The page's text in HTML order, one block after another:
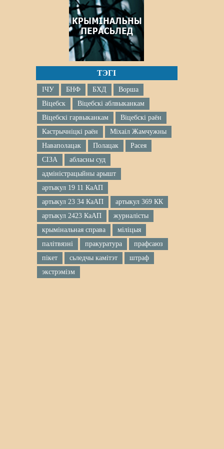
ТЭГІ
ІЧУ БНФ БХД
Ворша
Віцебск
Віцебскі аблвыканкам
Віцебскі гарвыканкам
Віцебскі раён
Кастрычніцкі раён
Міхаіл Жамчужны
Наваполацак
Полацак
Расея
СІЗА
абласны суд
адміністрацыйны арышт
артыкул 19 11 КаАП
артыкул 23 34 КаАП
артыкул 369 КК
артыкул 2423 КаАП
журналісты
крымінальная справа
міліцыя
палітвязні
пракуратура
прафсаюз
пікет
сьледчы камітэт
штраф
экстрэмізм